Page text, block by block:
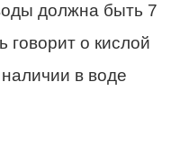
должна быть 7
говорит о кислой
в воде